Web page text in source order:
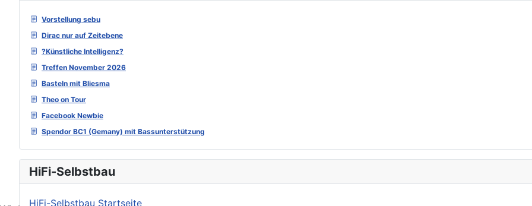
Vorstellung sebu
Dirac nur auf Zeitebene
?Künstliche Intelligenz?
Treffen November 2026
Basteln mit Bliesma
Theo on Tour
Facebook Newbie
Spendor BC1 (Gemany) mit Bassunterstützung
HiFi-Selbstbau
HiFi-Selbstbau Startseite